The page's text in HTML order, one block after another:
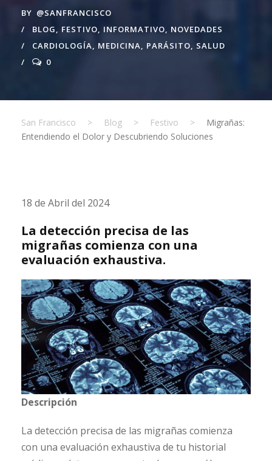
BY @SANFRANCISCO
BLOG, FESTIVO, INFORMATIVO, NOVEDADES
CARDIOLOGÍA, MEDICINA, PARÁSITO, SALUD
0
San Francisco > Blog > Festivo >
Migrañas:
Entendiendo el Dolor y Descubriendo Soluciones
18 de Abril del 2024
La detección precisa de las
migrañas comienza con una
evaluación exhaustiva.
Descripción
La detección precisa de las migrañas comienza
con una evaluación exhaustiva de tu historial